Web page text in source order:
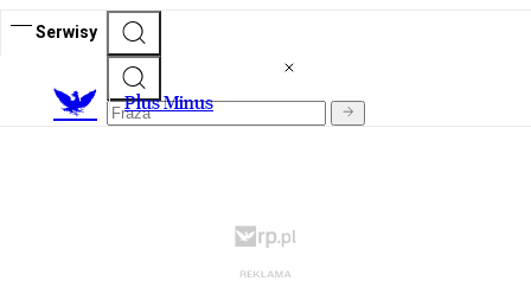
Serwisy
Plus Minus